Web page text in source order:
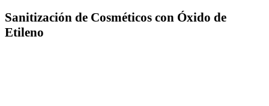
Sanitización de Cosméticos con Óxido de
Etileno